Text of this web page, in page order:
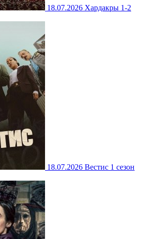
18.07.2026 Хардакры 1-2
18.07.2026 Вестис 1 сезон